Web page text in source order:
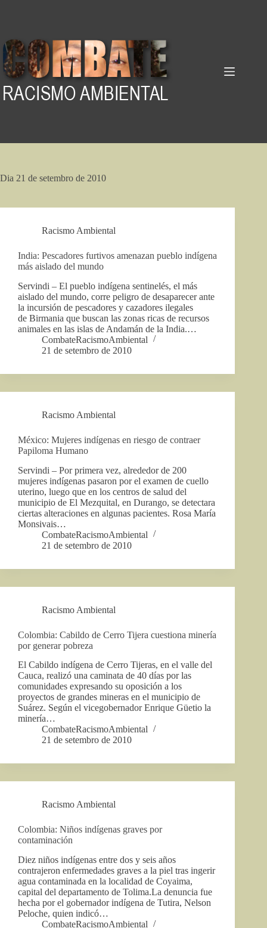
Dia 21 de setembro de 2010
Racismo Ambiental
India: Pescadores furtivos amenazan pueblo indígena
más aislado del mundo
Servindi – El pueblo indígena sentinelés, el más
aislado del mundo, corre peligro de desaparecer ante
la incursión de pescadores y cazadores ilegales
de Birmania que buscan las zonas ricas de recursos
animales en las islas de Andamán de la India.…
CombateRacismoAmbiental
21 de setembro de 2010
Racismo Ambiental
México: Mujeres indígenas en riesgo de contraer
Papiloma Humano
Servindi – Por primera vez, alrededor de 200
mujeres indígenas pasaron por el examen de cuello
uterino, luego que en los centros de salud del
municipio de El Mezquital, en Durango, se detectara
ciertas alteraciones en algunas pacientes. Rosa María
Monsivais…
CombateRacismoAmbiental
21 de setembro de 2010
Racismo Ambiental
Colombia: Cabildo de Cerro Tijera cuestiona minería
por generar pobreza
El Cabildo indígena de Cerro Tijeras, en el valle del
Cauca, realizó una caminata de 40 días por las
comunidades expresando su oposición a los
proyectos de grandes mineras en el municipio de
Suárez. Según el vicegobernador Enrique Güetio la
minería…
CombateRacismoAmbiental
21 de setembro de 2010
Racismo Ambiental
Colombia: Niños indígenas graves por
contaminación
Diez niños indígenas entre dos y seis años
contrajeron enfermedades graves a la piel tras ingerir
agua contaminada en la localidad de Coyaima,
capital del departamento de Tolima.La denuncia fue
hecha por el gobernador indígena de Tutira, Nelson
Peloche, quien indicó…
CombateRacismoAmbiental